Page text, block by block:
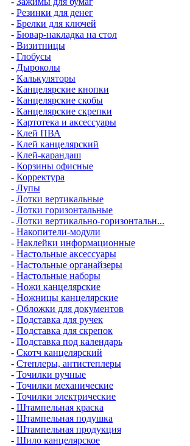
- Резинки для денег
- Брелки для ключей
- Бювар-накладка на стол
- Визитницы
- Глобусы
- Дыроколы
- Калькуляторы
- Канцелярские кнопки
- Канцелярские скобы
- Канцелярские скрепки
- Картотека и аксессуары
- Клей ПВА
- Клей канцелярский
- Клей-карандаш
- Корзины офисные
- Корректура
- Лупы
- Лотки вертикальные
- Лотки горизонтальные
- Лотки вертикально-горизонтальн...
- Накопители-модули
- Наклейки информационные
- Настольные аксессуары
- Настольные органайзеры
- Настольные наборы
- Ножи канцелярские
- Ножницы канцелярские
- Обложки для документов
- Подставка для ручек
- Подставка для скрепок
- Подставка под календарь
- Скотч канцелярский
- Степлеры, антистеплеры
- Точилки ручные
- Точилки механические
- Точилки электрические
- Штампельная краска
- Штампельная подушка
- Штампельная продукция
- Шило канцелярское